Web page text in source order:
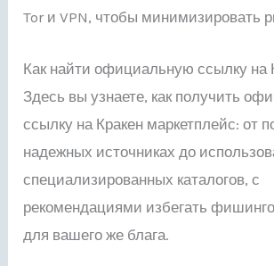
Tor и VPN, чтобы минимизировать
Как найти официальную ссылку на
Здесь вы узнаете, как получить
ссылку на Кракен маркетплейс: от
надежных источниках до
специализированных каталогов, с
рекомендациями избегать
для вашего же блага.